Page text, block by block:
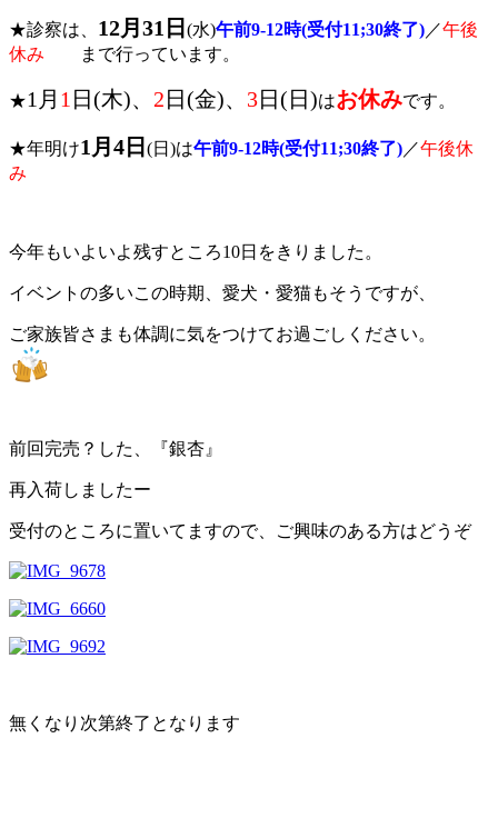
★診察は、 12月31日 (水)午前9-12時(受付11;30終了)／午後
休み まで行っています。
★1月 1 日(木)、 2 日(金)、 3日(日)はお休みです。
★年明け1月4日 (日)は午前9-12時(受付11;30終了)／午後休
み
今年もいよいよ残すところ10日をきりました。
イベントの多いこの時期、愛犬・愛猫もそうですが、
ご家族皆さまも体調に気をつけてお過ごしください。
前回完売？した、『銀杏』
再入荷しましたー
受付のところに置いてますので、ご興味のある方はどうぞ
無くなり次第終了となります